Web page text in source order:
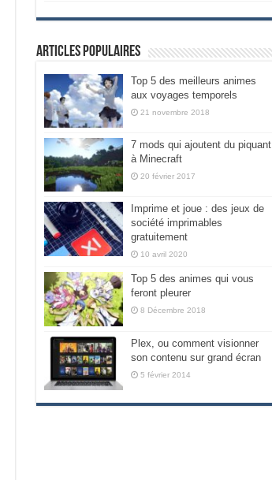
Articles populaires
Top 5 des meilleurs animes
aux voyages temporels
21 novembre 2018
7 mods qui ajoutent du piquant
à Minecraft
20 février 2017
Imprime et joue : des jeux de
société imprimables
gratuitement
10 avril 2020
Top 5 des animes qui vous
feront pleurer
8 Décembre 2018
Plex, ou comment visionner
son contenu sur grand écran
5 février 2014